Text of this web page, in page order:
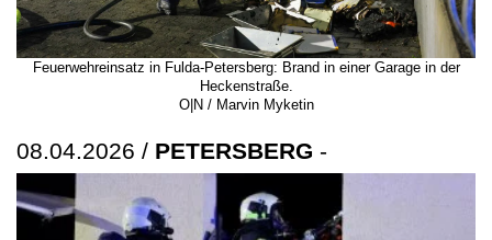
Feuerwehreinsatz in Fulda-Petersberg: Brand in einer Garage in der
Heckenstraße.
O|N / Marvin Myketin
08.04.2026 / PETERSBERG -